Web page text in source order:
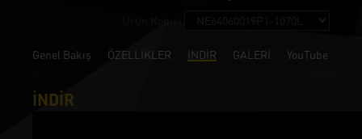
Genel Bakış ÖZELLİKLER İNDİR GALERİ YouTube
İNDİR